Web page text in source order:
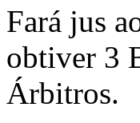
Fará jus
obtiver 3
Árbitros.